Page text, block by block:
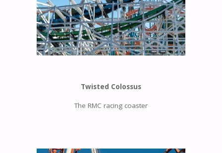
Twisted Colossus
The RMC racing coaster